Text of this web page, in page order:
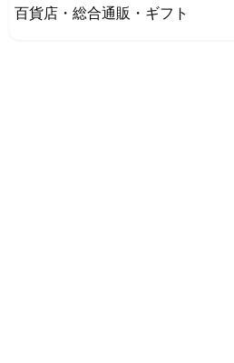
百貨店・総合通販・ギフト